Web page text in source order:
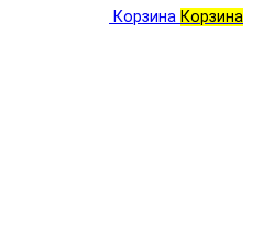
Корзина Корзина